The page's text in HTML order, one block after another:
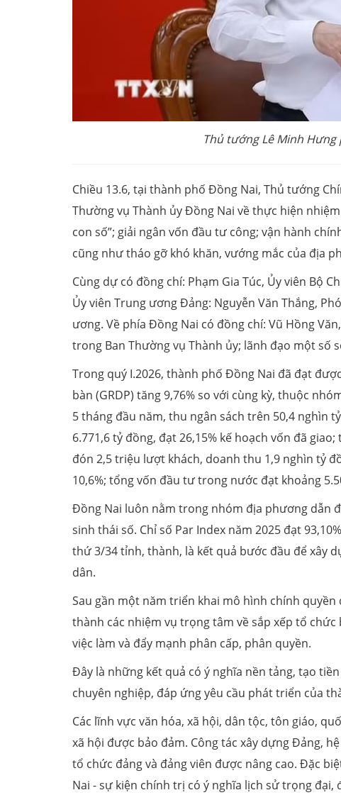
Thủ tướng Lê Minh Hưng
Chiều 13.6, tại thành phố Đồng Nai, Thủ tướng
Thường vụ Thành ủy Đồng Nai về thực hiện
con số”; giải ngân vốn đầu tư công; vận hành
cũng như tháo gỡ khó khăn, vướng mắc của địa
Cùng dự có đồng chí: Phạm Gia Túc, Ủy viên Bộ
Ủy viên Trung ương Đảng: Nguyễn Văn Thắng,
ương. Về phía Đồng Nai có đồng chí: Vũ Hồng
trong Ban Thường vụ Thành ủy; lãnh đạo một số
Trong quý I.2026, thành phố Đồng Nai đã đạt
bàn (GRDP) tăng 9,76% so với cùng kỳ, thuộc
5 tháng đầu năm, thu ngân sách trên 50,4 nghìn
6.771,6 tỷ đồng, đạt 26,15% kế hoạch vốn đã
đón 2,5 triệu lượt khách, doanh thu 1,9 nghìn tỷ
10,6%; tổng vốn đầu tư trong nước đạt khoảng
Đồng Nai luôn nằm trong nhóm địa phương dẫn
sinh thái số. Chỉ số Par Index năm 2025 đạt
thứ 3/34 tỉnh, thành, là kết quả bước đầu để xây
dân.
Sau gần một năm triển khai mô hình chính
thành các nhiệm vụ trọng tâm về sắp xếp tổ
việc làm và đẩy mạnh phân cấp, phân quyền.
Đây là những kết quả có ý nghĩa nền tảng, tạo
chuyên nghiệp, đáp ứng yêu cầu phát triển của
Các lĩnh vực văn hóa, xã hội, dân tộc, tôn giáo,
xã hội được bảo đảm. Công tác xây dựng Đảng,
tổ chức đảng và đảng viên được nâng cao. Đặc
Nai - sự kiện chính trị có ý nghĩa lịch sử trọng